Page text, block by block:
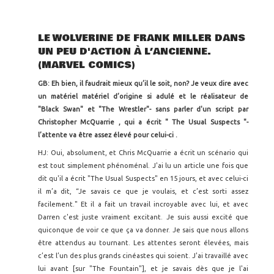
LE WOLVERINE DE FRANK MILLER DANS
UN PEU D'ACTION À L’ANCIENNE.
(MARVEL COMICS)
GB: Eh bien, il faudrait mieux qu’il le soit, non? Je veux dire avec
un matériel matériel d’origine si adulé et le réalisateur de
"Black Swan" et "The Wrestler"- sans parler d'un script par
Christopher McQuarrie , qui a écrit " The Usual Suspects "-
l’attente va être assez élevé pour celui-ci .
HJ: Oui, absolument, et Chris McQuarrie a écrit un scénario qui
est tout simplement phénoménal. J'ai lu un article une fois que
dit qu'il a écrit "The Usual Suspects" en 15 jours, et avec celui-ci
il m’a dit, “Je savais ce que je voulais, et c’est sorti assez
facilement." Et il a fait un travail incroyable avec lui, et avec
Darren c'est juste vraiment excitant. Je suis aussi excité que
quiconque de voir ce que ça va donner. Je sais que nous allons
être attendus au tournant. Les attentes seront élevées, mais
c’est l’un des plus grands cinéastes qui soient. J'ai travaillé avec
lui avant [sur "The Fountain"], et je savais dès que je l'ai